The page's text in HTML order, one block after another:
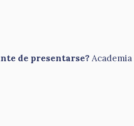
de presentarse?